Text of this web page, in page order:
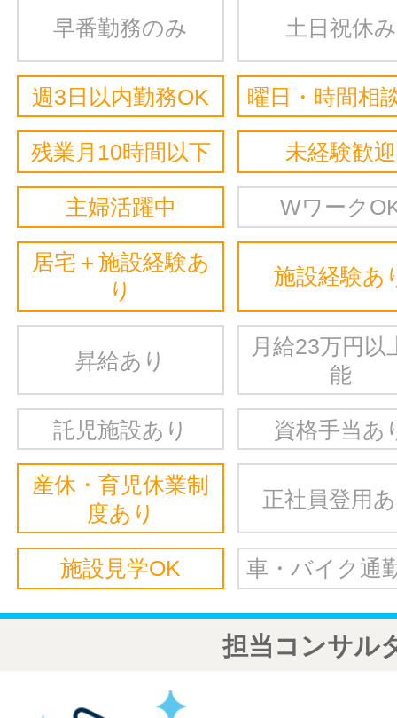
早番勤務のみ 土日祝休み
週3日以内勤務OK 曜日・時間相
残業月10時間以下 未経験歓迎
主婦活躍中 Wワーク
居宅＋施設経験あ
り
施設経験あ
昇給あり
月給23万円以
能
託児施設あり 資格手当あ
産休・育児休業制
度あり
正社員登用
施設見学OK 車・バイク通
担当コンサル